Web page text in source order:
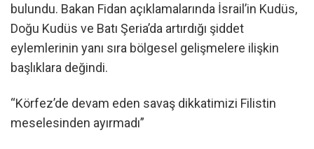
bulundu. Bakan Fidan açıklamalarında İsrail’in Kudüs,
Doğu Kudüs ve Batı Şeria’da artırdığı şiddet
eylemlerinin yanı sıra bölgesel gelişmelere ilişkin
başlıklara değindi.
“Körfez’de devam eden savaş dikkatimizi Filistin
meselesinden ayırmadı”